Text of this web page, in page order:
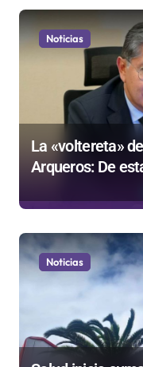
Noticias
La «voltereta»
Arqueros: De
privatizar
empresa 100%
Noticias